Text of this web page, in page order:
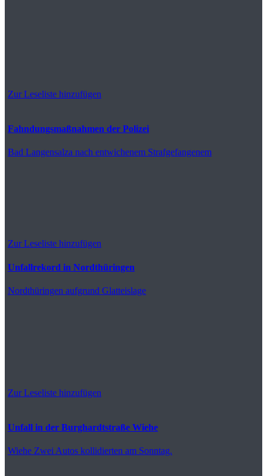
Zur Leseliste hinzufügen
Fahndungsmaßnahmen der Polizei
Bad Langensalza nach entwichenem Strafgefangenem
Zur Leseliste hinzufügen
Unfallrekord in Nordthüringen
Nordthüringen aufgrund Glatteislage
Zur Leseliste hinzufügen
Unfall in der Burghardtstraße Wiehe
Wiehe Zwei Autos kollidierten am Sonntag.